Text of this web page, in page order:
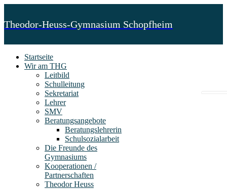
Theodor-Heuss-Gymnasium Schopfheim
Startseite
Wir am THG
Leitbild
Schulleitung
Sekretariat
Lehrer
SMV
Beratungsangebote
Beratungslehrerin
Schulsozialarbeit
Die Freunde des
Gymnasiums
Kooperationen /
Partnerschaften
Theodor Heuss